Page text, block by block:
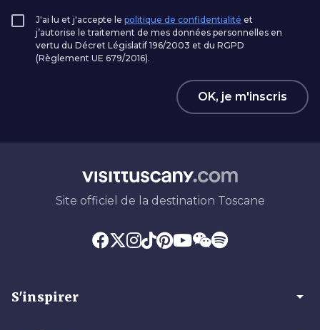
J'ai lu et j'accepte le politique de confidentialité et
j’autorise le traitement de mes données personnelles en
vertu du Décret Législatif 196/2003 et du RGPD
(Règlement UE 679/2016).
OK, je m'inscris
Site officiel de la destination Toscane
S'inspirer arrow_drop_down